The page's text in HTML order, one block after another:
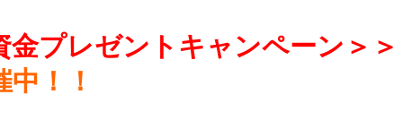
金プレゼントキャンペーン＞＞
！！